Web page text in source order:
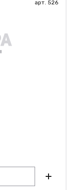
арт. 526